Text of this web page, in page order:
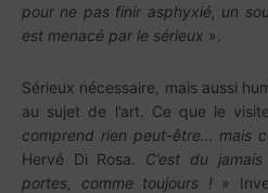
pour ne pas finir asphyxié, un
est menacé par le sérieux ».
Sérieux nécessaire, mais aussi
au sujet de l’art. Ce que le
comprend rien peut-être… mais
Hervé Di Rosa. C’est du
portes, comme toujours ! »